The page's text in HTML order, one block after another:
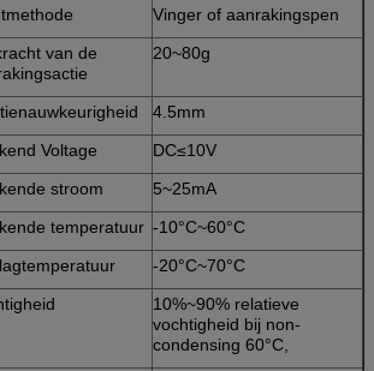
Vinger of aanrakingspen
van de
20~80g
4.5mm
Voltage
DC≤10V
stroom
5~25mA
temperatuur -10°C~60°C
-20°C~70°C
10%~90% relatieve
vochtigheid bij non-
condensing 60°C,